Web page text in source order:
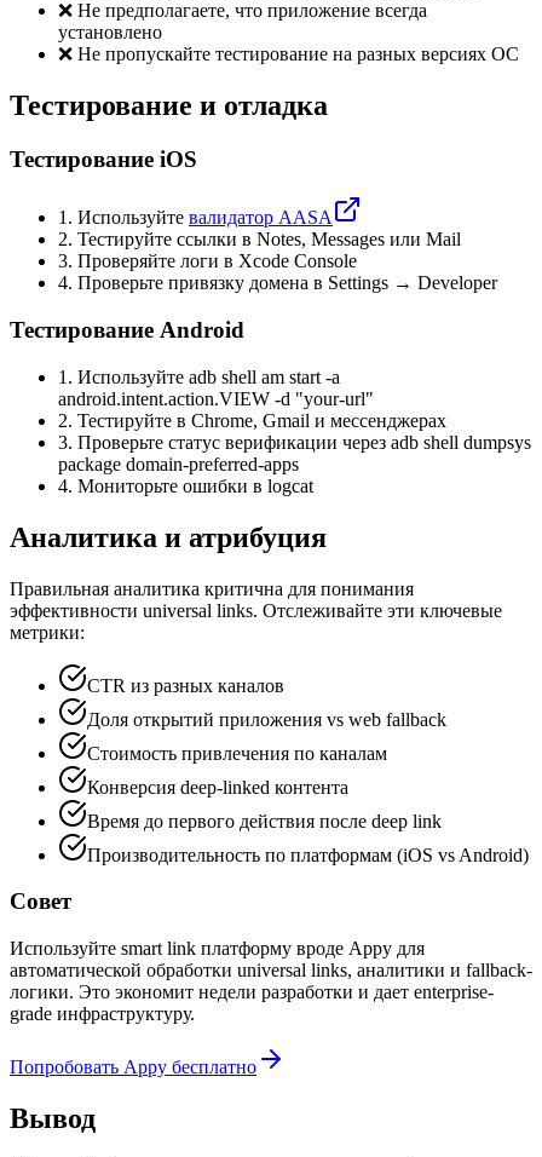
❌ Не предполагаете, что приложение всегда
установлено
❌ Не пропускайте тестирование на разных версиях ОС
Тестирование и отладка
Тестирование iOS
1. Используйте валидатор AASA
2. Тестируйте ссылки в Notes, Messages или Mail
3. Проверяйте логи в Xcode Console
4. Проверьте привязку домена в Settings → Developer
Тестирование Android
1. Используйте adb shell am start -a
android.intent.action.VIEW -d "your-url"
2. Тестируйте в Chrome, Gmail и мессенджерах
3. Проверьте статус верификации через adb shell dumpsys
package domain-preferred-apps
4. Мониторьте ошибки в logcat
Аналитика и атрибуция
Правильная аналитика критична для понимания
эффективности universal links. Отслеживайте эти ключевые
метрики:
CTR из разных каналов
Доля открытий приложения vs web fallback
Стоимость привлечения по каналам
Конверсия deep-linked контента
Время до первого действия после deep link
Производительность по платформам (iOS vs Android)
Совет
Используйте smart link платформу вроде Appy для
автоматической обработки universal links, аналитики и fallback-
логики. Это экономит недели разработки и дает enterprise-
grade инфраструктуру.
Попробовать Appy бесплатно
Вывод